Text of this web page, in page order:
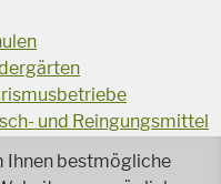
und Reingungsmittel
Elektroaltgeräten
Ihnen bestmögliche